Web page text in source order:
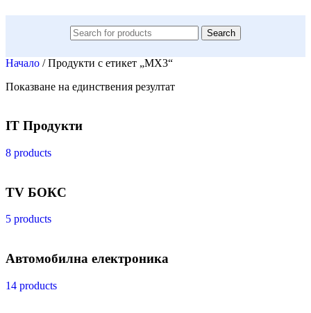
Search
Начало / Продукти с етикет „MX3“
Показване на единствения резултат
IT Продукти
8 products
TV БОКС
5 products
Автомобилна електроника
14 products